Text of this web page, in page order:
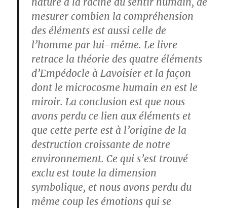
mesurer combien la compréhension
des éléments est aussi celle de
l’homme par lui-même. Le livre
retrace la théorie des quatre éléments
d’Empédocle à Lavoisier et la façon
dont le microcosme humain en est le
miroir. La conclusion est que nous
avons perdu ce lien aux éléments et
que cette perte est à l’origine de la
destruction croissante de notre
environnement. Ce qui s’est trouvé
exclu est toute la dimension
symbolique, et nous avons perdu du
même coup les émotions qui se